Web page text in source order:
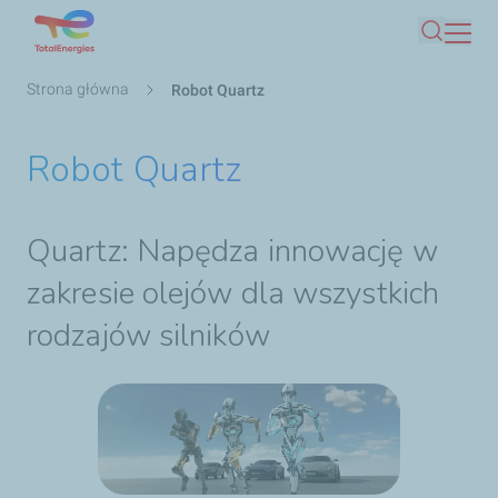
treści
Szukaj
Ścieżka
Strona główna Robot Quartz
Robot Quartz
Quartz: Napędza innowację w
zakresie olejów dla wszystkich
rodzajów silników